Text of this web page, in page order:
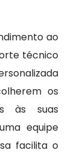
ao
técnico
os
às suas
equipe
facilita o